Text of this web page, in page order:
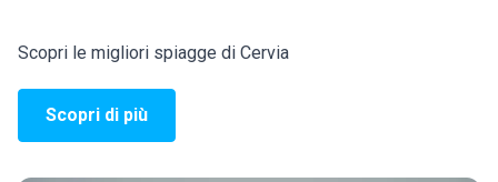
Scopri le migliori spiagge di Cervia
Scopri di più